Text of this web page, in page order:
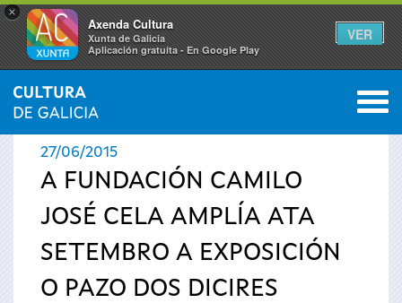
×
Axenda Cultura
Xunta de Galicia
Aplicación gratuíta - En Google Play
VER
Vostede
está
aquí
INICIO › ACTUALIDADE 0
27/06/2015
A FUNDACIÓN CAMILO
JOSÉ CELA AMPLÍA ATA
SETEMBRO A EXPOSICIÓN
O PAZO DOS DICIRES